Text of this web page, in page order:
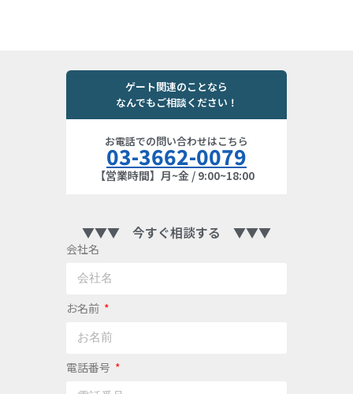
ゲート関連のことなら
なんでもご相談ください！
お電話での問い合わせはこちら
03-3662-0079
【営業時間】月~金 / 9:00~18:00
▼▼▼ 今すぐ相談する ▼▼▼
会社名
お名前
電話番号